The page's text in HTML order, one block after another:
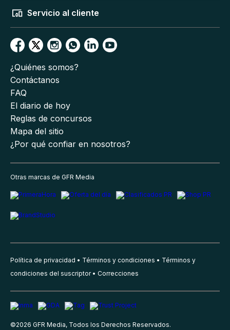
Servicio al cliente
¿Quiénes somos?
Contáctanos
FAQ
El diario de hoy
Reglas de concursos
Mapa del sitio
¿Por qué confiar en nosotros?
Otras marcas de GFR Media
Política de privacidad Términos y condiciones
Términos y
condiciones del suscriptor
Correcciones
©2026 GFR Media, Todos los Derechos Reservados.